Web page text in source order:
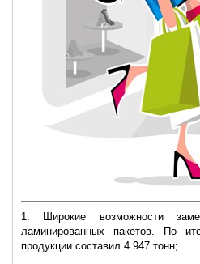
1. Широкие возможности
ламинированных пакетов. По
продукции составил 4 947 тонн;